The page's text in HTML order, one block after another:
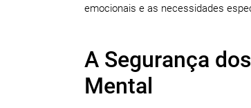
emocionais e as necessidades
A Segurança
Mental